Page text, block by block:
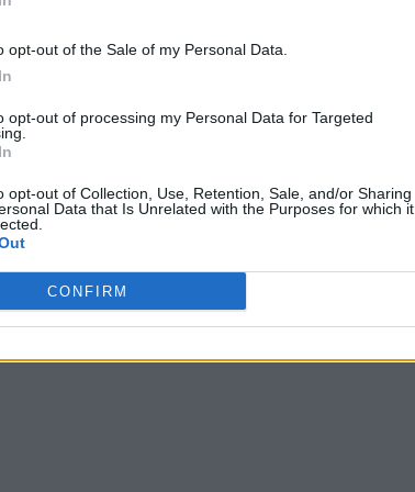
opt-out of the Sale of my Personal Data.
opt-out of processing my Personal Data for Targeted
opt-out of Collection, Use, Retention, Sale, and/or Sharing
Data that Is Unrelated with the Purposes for which it
CONFIRM